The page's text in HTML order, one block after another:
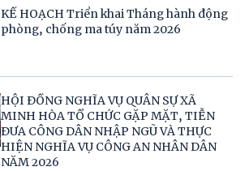
KẾ HOẠCH Triển khai Tháng hành động
phòng, chống ma túy năm 2026
HỘI ĐỒNG NGHĨA VỤ QUÂN SỰ XÃ
MINH HÒA TỔ CHỨC GẶP MẶT, TIỄN
ĐƯA CÔNG DÂN NHẬP NGŨ VÀ THỰC
HIỆN NGHĨA VỤ CÔNG AN NHÂN DÂN
NĂM 2026